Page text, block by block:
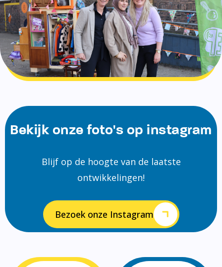
Bekijk onze foto's op instagram
Blijf op de hoogte van de laatste
ontwikkelingen!
Bezoek onze Instagram